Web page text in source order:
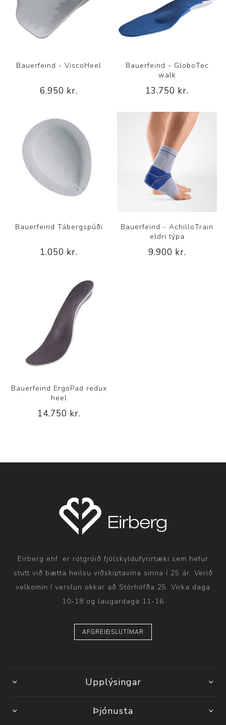
Bauerfeind - ViscoHeel
6.950 kr.
Bauerfeind - GloboTec
walk
13.750 kr.
Bauerfeind Tábergspúði
1.050 kr.
Bauerfeind - AchilloTrain
eldri týpa
9.900 kr.
Bauerfeind ErgoPad redux
heel
14.750 kr.
Eirberg ehf. er rótgróið fjölskyldufyrirtæki sem hefur
stutt við bætta heilsu viðskiptavina sinna í 25 ár. Verið
velkomin í verslun okkar að Stórhöfða 25. Virka daga
10-18 og laugardaga 11-16
AFGREIÐSLUTÍMAR
Upplýsingar
Þjónusta